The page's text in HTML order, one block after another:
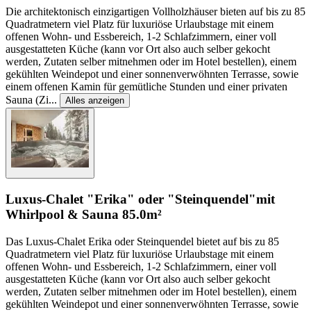
Die architektonisch einzigartigen Vollholzhäuser bieten auf bis zu 85
Quadratmetern viel Platz für luxuriöse Urlaubstage mit einem
offenen Wohn- und Essbereich, 1-2 Schlafzimmern, einer voll
ausgestatteten Küche (kann vor Ort also auch selber gekocht
werden, Zutaten selber mitnehmen oder im Hotel bestellen), einem
gekühlten Weindepot und einer sonnenverwöhnten Terrasse, sowie
einem offenen Kamin für gemütliche Stunden und einer privaten
Sauna (Zi... Alles anzeigen
Luxus-Chalet "Erika" oder "Steinquendel"mit
Whirlpool & Sauna 85.0m²
Das Luxus-Chalet Erika oder Steinquendel bietet auf bis zu 85
Quadratmetern viel Platz für luxuriöse Urlaubstage mit einem
offenen Wohn- und Essbereich, 1-2 Schlafzimmern, einer voll
ausgestatteten Küche (kann vor Ort also auch selber gekocht
werden, Zutaten selber mitnehmen oder im Hotel bestellen), einem
gekühlten Weindepot und einer sonnenverwöhnten Terrasse, sowie